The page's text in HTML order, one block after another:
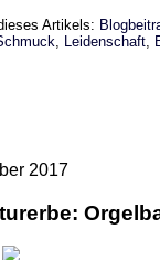
Artikels:
, Leidenschaft,
2017